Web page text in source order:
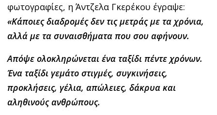
φωτογραφίες, η Άντζελα Γκερέκου έγραψε:
«Κάποιες διαδρομές δεν τις μετράς με τα χρόνια,
αλλά με τα συναισθήματα που σου αφήνουν.
Απόψε ολοκληρώνεται ένα ταξίδι πέντε χρόνων.
Ένα ταξίδι γεμάτο στιγμές, συγκινήσεις,
προκλήσεις, γέλια, απώλειες, δάκρυα και
αληθινούς ανθρώπους.